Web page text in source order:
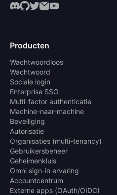
Producten
Wachtwoordloos
Wachtwoord
Sociale login
Enterprise SSO
Multi-factor authenticatie
Machine-naar-machine
Beveiliging
Autorisatie
Organisaties (multi-tenancy)
Gebruikersbeheer
Geheimenkluis
Omni sign-in ervaring
Accountcentrum
Externe apps (OAuth/OIDC)